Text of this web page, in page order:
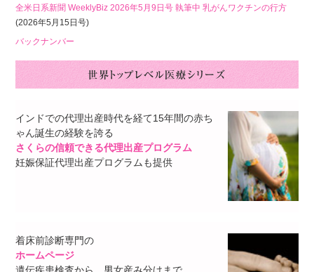
全米日系新聞 WeeklyBiz 2026年5月9日号 執筆中 乳がんワクチンの行方
(2026年5月15日号)
バックナンバー
インドでの代理出産時代を経て15年間の赤ち
ゃん誕生の経験を誇る
さくらの信頼できる代理出産プログラム
妊娠保証代理出産プログラムも提供
着床前診断専門の
ホームページ